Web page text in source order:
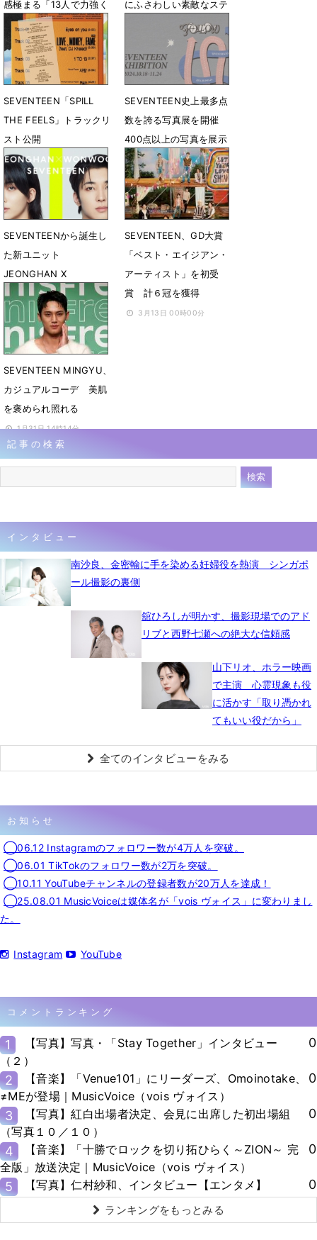
感極まる「13人で力強く
進んでいきます」
11月23日 18時54分
にふさわしい素敵なステ
ージを披露したい」
11月23日 15時45分
SEVENTEEN「SPILL
THE FEELS」トラックリ
スト公開
10月3日 22時35分
SEVENTEEN史上最多点
数を誇る写真展を開催
400点以上の写真を展示
8月16日 18時04分
SEVENTEENから誕生し
た新ユニット
JEONGHAN X
WONWOO「THE FIRST
TAKE」初登場
7月8日 17時53分
SEVENTEEN、GD大賞
「ベスト・エイジアン・
アーティスト」を初受
賞 計６冠を獲得
3月13日 00時00分
SEVENTEEN MINGYU、
カジュアルコーデ 美肌
を褒められ照れる
1月31日 14時14分
記事の検索
インタビュー
南沙良、金密輸に手を染める妊婦役を熱演 シンガポ
ール撮影の裏側
舘ひろしが明かす、撮影現場でのアド
リブと西野七瀬への絶大な信頼感
山下リオ、ホラー映画
で主演 心霊現象も役
に活かす「取り憑かれ
てもいい役だから」
全てのインタビューをみる
お知らせ
◯06.12 Instagramのフォロワー数が4万人を突破。
◯06.01 TikTokのフォロワー数が2万を突破。
◯10.11 YouTubeチャンネルの登録者数が20万人を達成！
◯25.08.01 MusicVoiceは媒体名が「vois ヴォイス」に変わりまし
た。
Instagram YouTube
コメントランキング
1
【写真】写真・「Stay Together」インタビュー
（２）
0
2
【音楽】「Venue101」にリーダーズ、Omoinotake、
≠MEが登場｜MusicVoice（vois ヴォイス）
0
3
【写真】紅白出場者決定、会見に出席した初出場組
（写真１０／１０）
0
4
【音楽】「十勝でロックを切り拓ひらく～ZION～ 完
全版」放送決定｜MusicVoice（vois ヴォイス）
0
5 【写真】仁村紗和、インタビュー【エンタメ】 0
ランキングをもっとみる